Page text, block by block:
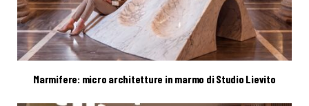
Marmifere: micro architetture in marmo di Studio Lievito